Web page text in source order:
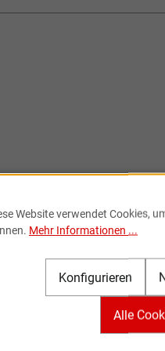
Website verwendet Cookies,
Mehr Informationen ...
Konfigurieren
Alle